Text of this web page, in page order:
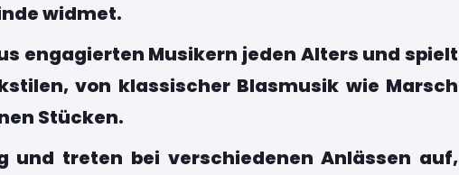
widmet.
engagierten Musikern jeden Alters und spielt
von klassischer Blasmusik wie Marsch
Stücken.
und treten bei verschiedenen Anlässen auf,